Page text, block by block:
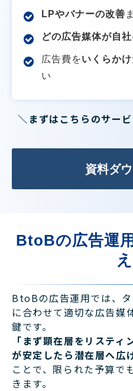
LPやバナーの改善
どの広告媒体が自社
広告費をいくらか
い
＼まずはこちらのサー
資料ダ
BtoBの広告運
BtoBの広告運用では、
に合わせて適切な広告媒
鍵です。
「まず顕在層をリステ
が安定したら潜在層へ広
ことで、限られた予算で
きます。